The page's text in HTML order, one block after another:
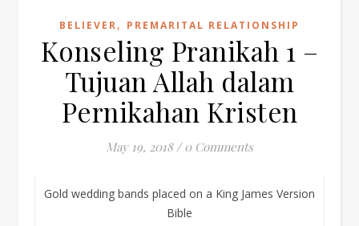
BELIEVER, PREMARITAL RELATIONSHIP
Konseling Pranikah 1 –
Tujuan Allah dalam
Pernikahan Kristen
May 19, 2018 / 0 Comments
Gold wedding bands placed on a King James Version
Bible